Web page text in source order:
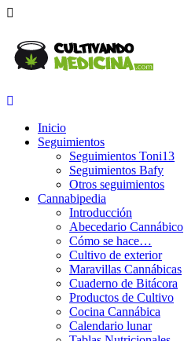
Inicio
Seguimientos
Seguimientos Toni13
Seguimientos Bafy
Otros seguimientos
Cannabipedia
Introducción
Abecedario Cannábico
Cómo se hace…
Cultivo de exterior
Maravillas Cannábicas
Cuaderno de Bitácora
Productos de Cultivo
Cocina Cannábica
Calendario lunar